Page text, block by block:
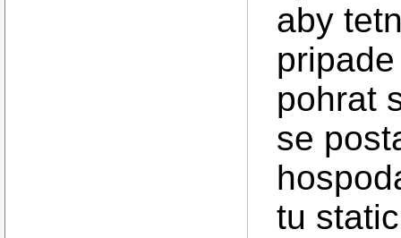
aby
pohrat
se
tu